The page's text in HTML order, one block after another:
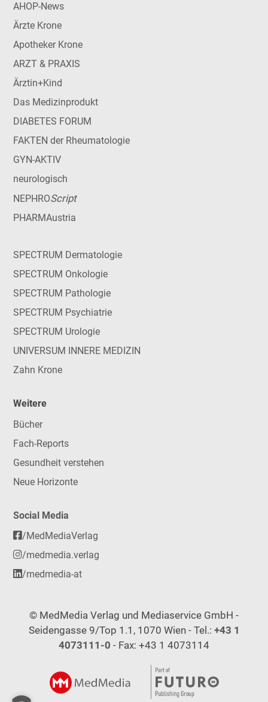
AHOP-News
Ärzte Krone
Apotheker Krone
ARZT & PRAXIS
Ärztin+Kind
Das Medizinprodukt
DIABETES FORUM
FAKTEN der Rheumatologie
GYN-AKTIV
neurologisch
NEPHROScript
PHARMAustria
SPECTRUM Dermatologie
SPECTRUM Onkologie
SPECTRUM Pathologie
SPECTRUM Psychiatrie
SPECTRUM Urologie
UNIVERSUM INNERE MEDIZIN
Zahn Krone
Weitere
Bücher
Fach-Reports
Gesundheit verstehen
Neue Horizonte
Social Media
/MedMediaVerlag
/medmedia.verlag
/medmedia-at
© MedMedia Verlag und Mediaservice GmbH -
Seidengasse 9/Top 1.1, 1070 Wien - Tel.: +43 1
4073111-0 - Fax: +43 1 4073114